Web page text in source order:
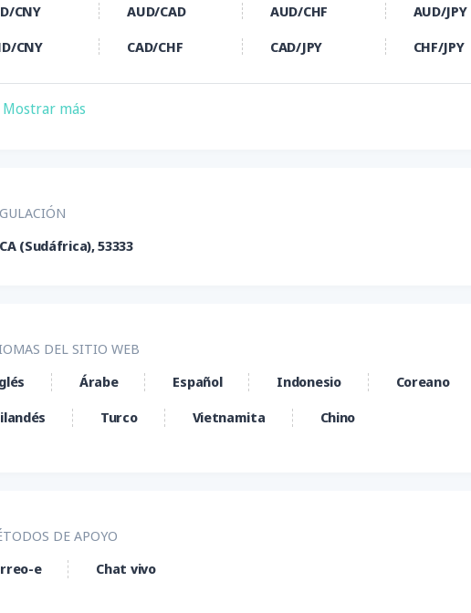
CNY
AUD/CAD AUD/CHF AUD/JPY
CNY
CAD/CHF CAD/JPY CHF/JPY
CAD
EUR/CHF EUR/GBP EUR/HUF
TRY
Mostrar más
(Sudáfrica), 53333
DEL SITIO WEB
Árabe Español Indonesio Coreano
Turco Vietnamita Chino
DE APOYO
e
Chat vivo